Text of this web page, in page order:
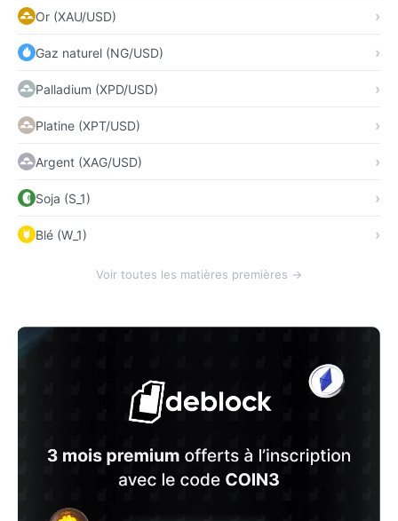
Or (XAU/USD)
Gaz naturel (NG/USD)
Palladium (XPD/USD)
Platine (XPT/USD)
Argent (XAG/USD)
Soja (S_1)
Blé (W_1)
Voir toutes les matières premières →